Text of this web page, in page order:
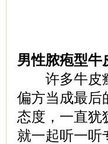
男性脓疱型牛
许多牛皮癣
偏方当成最后
态度，一直犹
就一起听一听